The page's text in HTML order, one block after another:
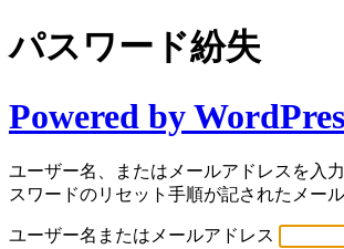
パスワード紛失
Powered by
ユーザー名、またはメールアドレスを入
スワードのリセット手順が記されたメー
ユーザー名またはメールアドレス